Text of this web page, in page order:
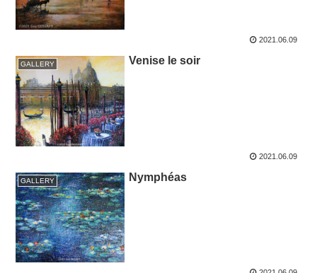
2021.06.09
GALLERY Venise le soir
2021.06.09
GALLERY Nymphéas